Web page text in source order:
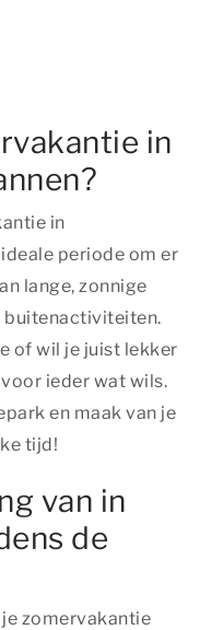
in
in
periode om er
lange, zonnige
buitenactiviteiten.
of wil je juist lekker
ieder wat wils.
en maak van je
tijd!
van in
de
zomervakantie